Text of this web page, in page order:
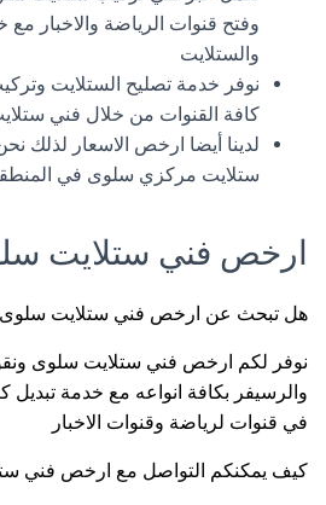
وفتح قنوات الرياضة والاخبار
والستلايت
نوفر خدمة تصليح الستلايت
كافة القنوات من خلال فني
لدينا أيضا ارخص الاسعار لذلك
ستلايت مركزي سلوى في
ارخص فني ستلايت
هل تبحث عن ارخص فني ستلايت
نوفر لكم ارخص فني ستلايت سلوى
والرسيفر بكافة انواعه مع خدمة تبديل
في قنوات لرياضة وقنوات الاخبار
كيف يمكنكم التواصل مع ارخص فني